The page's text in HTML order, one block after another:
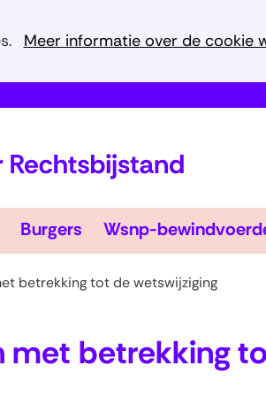
Meer informatie over de cookie
Vrij
te
laten
Uitklappen
Burgers
Burgers
Uitklappen
Wsnp-
betrekking tot de wetswijziging
met betrekking